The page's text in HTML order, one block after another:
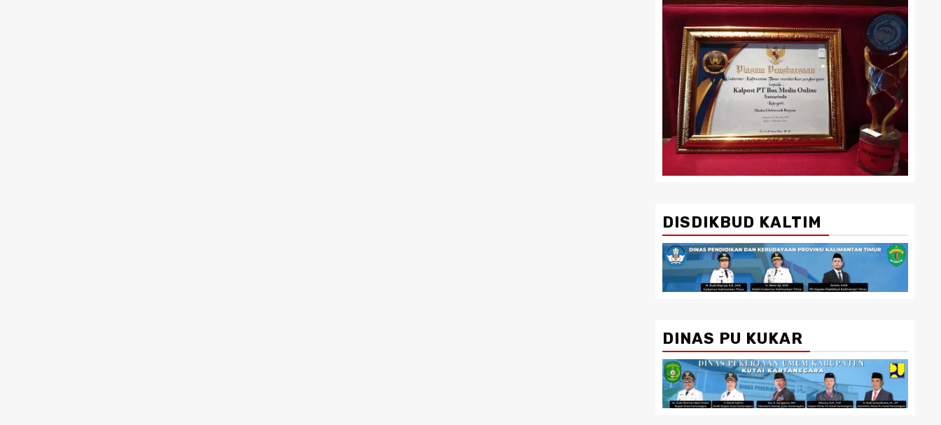
DISDIKBUD KALTIM
DINAS PU KUKAR